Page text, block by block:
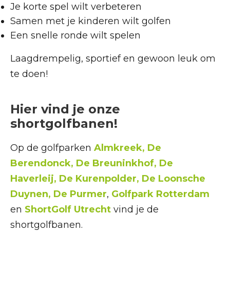
Je korte spel wilt verbeteren
Samen met je kinderen wilt golfen
Een snelle ronde wilt spelen
Laagdrempelig, sportief en gewoon leuk om
te doen!
Hier vind je onze
shortgolfbanen!
Op de golfparken Almkreek, De
Berendonck, De Breuninkhof, De
Haverleij, De Kurenpolder, De Loonsche
Duynen, De Purmer, Golfpark Rotterdam
en ShortGolf Utrecht vind je de
shortgolfbanen.